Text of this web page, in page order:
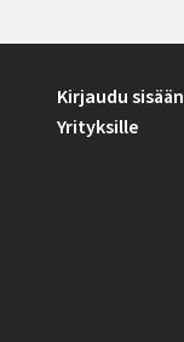
Kirjaudu sisään
Yrityksille